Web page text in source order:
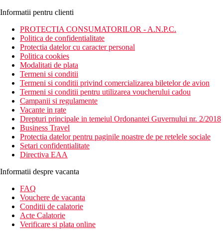
Informatii pentru clienti
PROTECTIA CONSUMATORILOR - A.N.P.C.
Politica de confidentialitate
Protectia datelor cu caracter personal
Politica cookies
Modalitati de plata
Termeni si conditii
Termeni si conditii privind comercializarea biletelor de avion
Termeni si conditii pentru utilizarea voucherului cadou
Campanii si regulamente
Vacante in rate
Drepturi principale in temeiul Ordonantei Guvernului nr. 2/2018
Business Travel
Protectia datelor pentru paginile noastre de pe retelele sociale
Setari confidentialitate
Directiva EAA
Informatii despre vacanta
FAQ
Vouchere de vacanta
Conditii de calatorie
Acte Calatorie
Verificare si plata online